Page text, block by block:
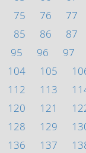
75 76 77
85 86 87
95 96 97
104 105
112 113
120 121
128 129
136 137